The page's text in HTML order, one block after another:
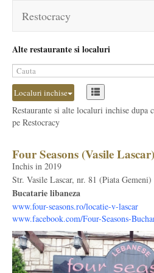
Restocracy
Alte restaurante si localuri
Localuri inchise
Restaurante si alte localuri inchise dupa
pe Restocracy
Four Seasons (Vasile Lascar)
Inchis in 2019
Str. Vasile Lascar, nr. 81 (Piata Gemeni)
Bucatarie libaneza
www.four-seasons.ro/locatie-v-lascar
www.facebook.com/Four-Seasons-